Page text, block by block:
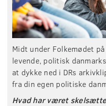
Midt under Folkemødet
levende, politisk
at dykke ned i DRs
fra din egen politiske
Hvad har været